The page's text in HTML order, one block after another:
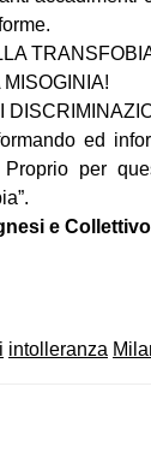
ed
per
e
intolleranza